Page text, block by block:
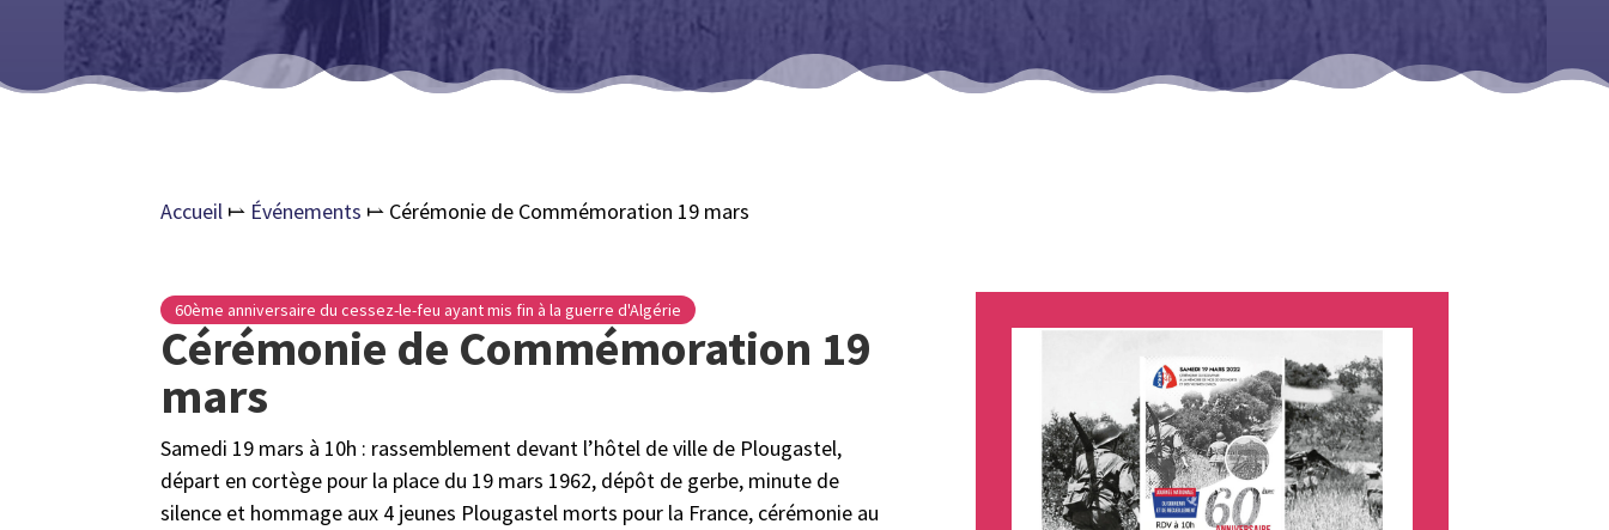
Accueil ⥛ Événements ⥛ Cérémonie de Commémoration 19 mars
60ème anniversaire du cessez-le-feu ayant mis fin à la guerre d'Algérie
Cérémonie de Commémoration 19
mars
Samedi 19 mars à 10h : rassemblement devant l’hôtel de ville de Plougastel,
départ en cortège pour la place du 19 mars 1962, dépôt de gerbe, minute de
silence et hommage aux 4 jeunes Plougastel morts pour la France, cérémonie au